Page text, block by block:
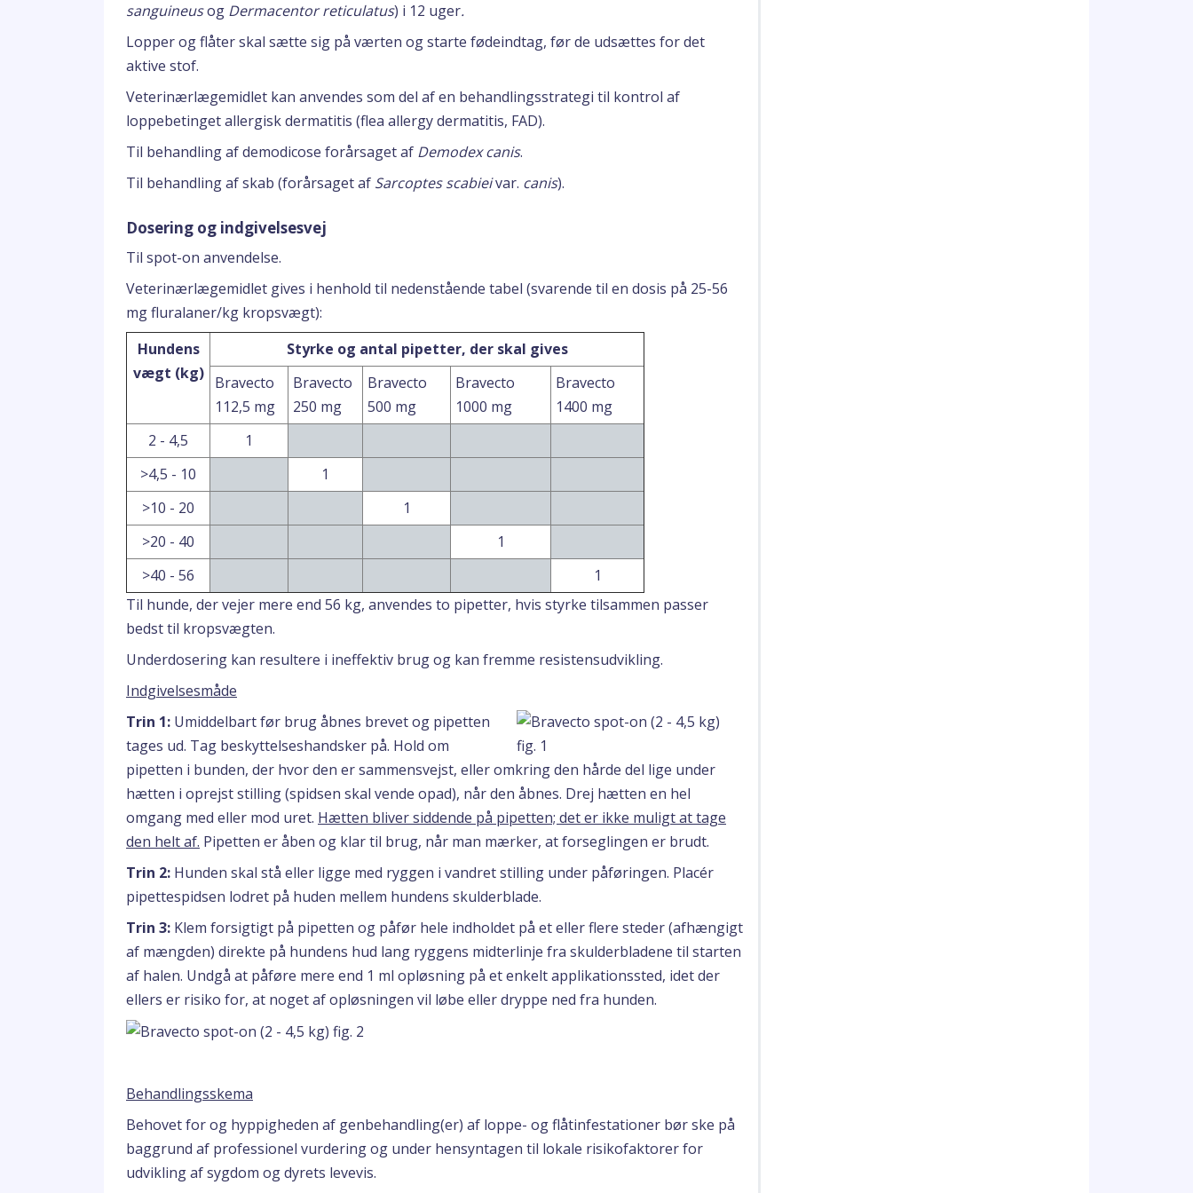
sanguineusog Dermacentor reticulatus) i 12 uger.
Lopper og flåter skal sætte sig på værten og starte fødeindtag, før de udsættes for det
aktive stof.
Veterinærlægemidlet kan anvendes som del af en behandlingsstrategi til kontrol af
loppebetinget allergisk dermatitis (flea allergy dermatitis, FAD).
Til behandling af demodicose forårsaget af Demodex canis.
Til behandling af skab (forårsaget af Sarcoptes scabieivar. canis).
Dosering og indgivelsesvej
Til spot-on anvendelse.
Veterinærlægemidlet gives i henhold til nedenstående tabel (svarende til en dosis på 25-56
mg fluralaner/kg kropsvægt):
Hundens
vægt (kg)
Styrke og antal pipetter, der skal gives
Bravecto
112,5 mg
Bravecto
250 mg
Bravecto
500 mg
Bravecto
1000 mg
Bravecto
1400 mg
2 - 4,5
1
>4,5 - 10
1
>10 - 20
1
>20 - 40
1
>40 - 56
1
Til hunde, der vejer mere end 56 kg, anvendes to pipetter, hvis styrke tilsammen passer
bedst til kropsvægten.
Underdosering kan resultere i ineffektiv brug og kan fremme resistensudvikling.
Indgivelsesmåde
Trin 1: Umiddelbart før brug åbnes brevet og pipetten
tages ud. Tag beskyttelseshandsker på. Hold om
pipetten i bunden, der hvor den er sammensvejst, eller omkring den hårde del lige under
hætten i oprejst stilling (spidsen skal vende opad), når den åbnes. Drej hætten en hel
omgang med eller mod uret. Hætten bliver siddende på pipetten; det er ikke muligt at tage
den helt af. Pipetten er åben og klar til brug, når man mærker, at forseglingen er brudt.
Trin 2: Hunden skal stå eller ligge med ryggen i vandret stilling under påføringen. Placér
pipettespidsen lodret på huden mellem hundens skulderblade.
Trin 3: Klem forsigtigt på pipetten og påfør hele indholdet på et eller flere steder (afhængigt
af mængden) direkte på hundens hud lang ryggens midterlinje fra skulderbladene til starten
af halen. Undgå at påføre mere end 1 ml opløsning på et enkelt applikationssted, idet der
ellers er risiko for, at noget af opløsningen vil løbe eller dryppe ned fra hunden.
Behandlingsskema
Behovet for og hyppigheden af genbehandling(er) af loppe- og flåtinfestationer bør ske på
baggrund af professionel vurdering og under hensyntagen til lokale risikofaktorer for
udvikling af sygdom og dyrets levevis.